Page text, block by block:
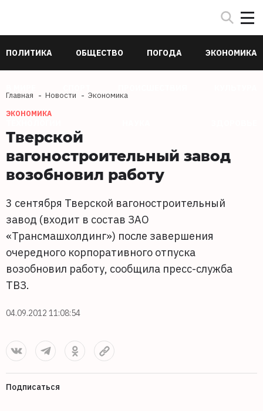
ПОЛИТИКА ОБЩЕСТВО ПОГОДА ЭКОНОМИКА
Главная Новости Экономика
ЭКОНОМИКА
Тверской
вагоностроительный завод
возобновил работу
3 сентября Тверской вагоностроительный
завод (входит в состав ЗАО
«Трансмашхолдинг») после завершения
очередного корпоративного отпуска
возобновил работу, сообщила пресс-служба
ТВЗ.
04.09.2012 11:08:54
Подписаться